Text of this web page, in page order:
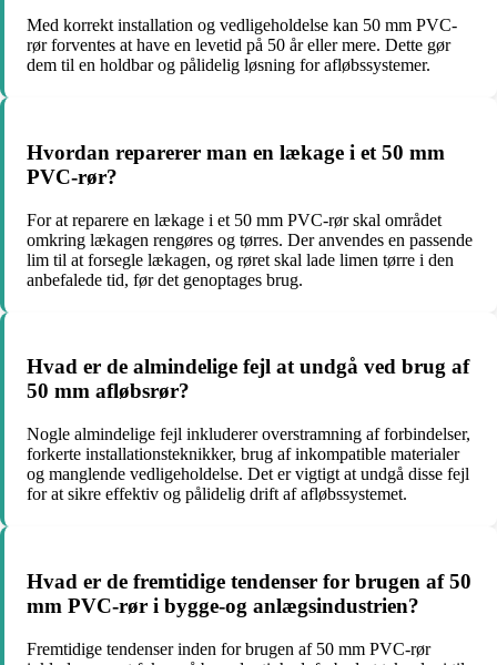
Med korrekt installation og vedligeholdelse kan 50 mm PVC-
rør forventes at have en levetid på 50 år eller mere. Dette gør
dem til en holdbar og pålidelig løsning for afløbssystemer.
Hvordan reparerer man en lækage i et 50 mm
PVC-rør?
For at reparere en lækage i et 50 mm PVC-rør skal området
omkring lækagen rengøres og tørres. Der anvendes en passende
lim til at forsegle lækagen, og røret skal lade limen tørre i den
anbefalede tid, før det genoptages brug.
Hvad er de almindelige fejl at undgå ved brug af
50 mm afløbsrør?
Nogle almindelige fejl inkluderer overstramning af forbindelser,
forkerte installationsteknikker, brug af inkompatible materialer
og manglende vedligeholdelse. Det er vigtigt at undgå disse fejl
for at sikre effektiv og pålidelig drift af afløbssystemet.
Hvad er de fremtidige tendenser for brugen af 50
mm PVC-rør i bygge-og anlægsindustrien?
Fremtidige tendenser inden for brugen af 50 mm PVC-rør